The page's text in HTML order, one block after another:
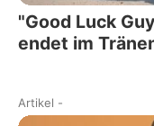
"Good Luck
endet im
Artikel -